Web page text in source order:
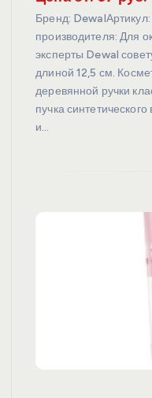
Бренд:
производителя: Для
эксперты Dewal
длиной 12,5 см.
деревянной ручки
пучка
и…